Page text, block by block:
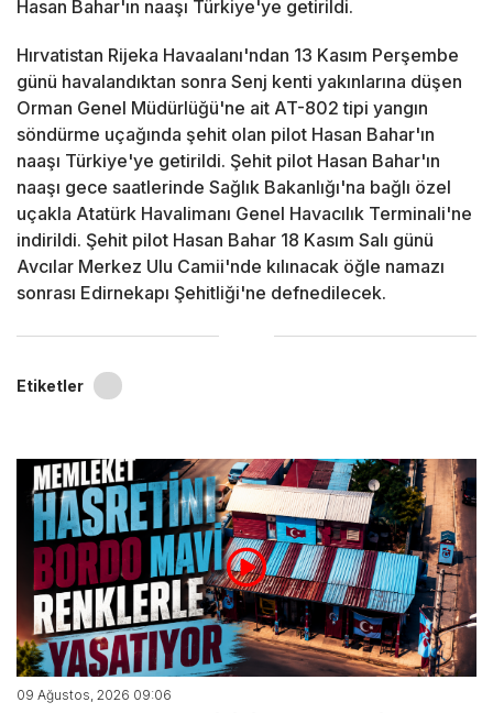
Hasan Bahar'ın naaşı Türkiye'ye getirildi.
Hırvatistan Rijeka Havaalanı'ndan 13 Kasım Perşembe
günü havalandıktan sonra Senj kenti yakınlarına düşen
Orman Genel Müdürlüğü'ne ait AT-802 tipi yangın
söndürme uçağında şehit olan pilot Hasan Bahar'ın
naaşı Türkiye'ye getirildi. Şehit pilot Hasan Bahar'ın
naaşı gece saatlerinde Sağlık Bakanlığı'na bağlı özel
uçakla Atatürk Havalimanı Genel Havacılık Terminali'ne
indirildi. Şehit pilot Hasan Bahar 18 Kasım Salı günü
Avcılar Merkez Ulu Camii'nde kılınacak öğle namazı
sonrası Edirnekapı Şehitliği'ne defnedilecek.
Etiketler
09 Ağustos, 2026 09:06